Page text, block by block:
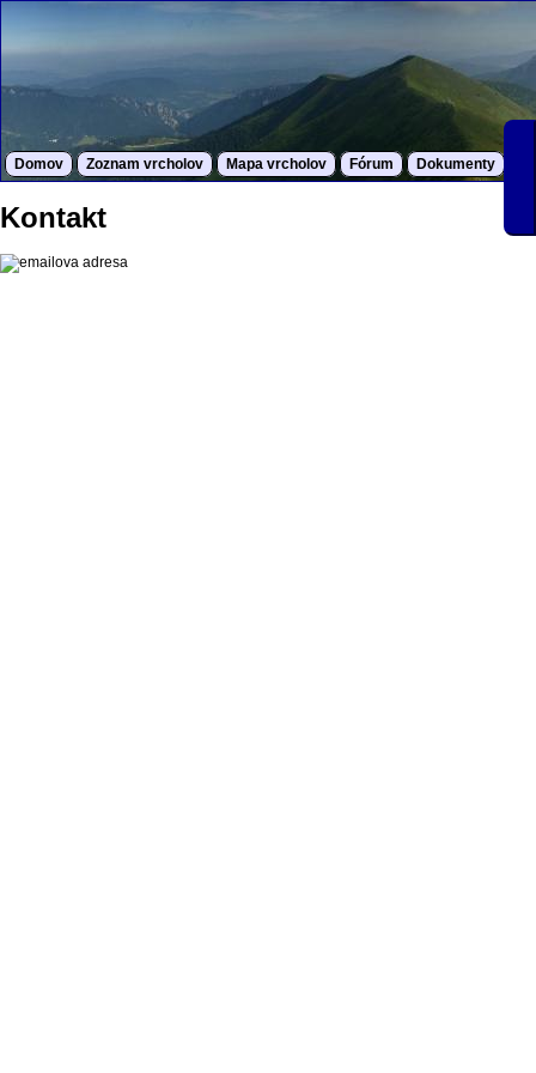
Domov Zoznam vrcholov Mapa vrcholov Fórum Dokumenty
Kontakt